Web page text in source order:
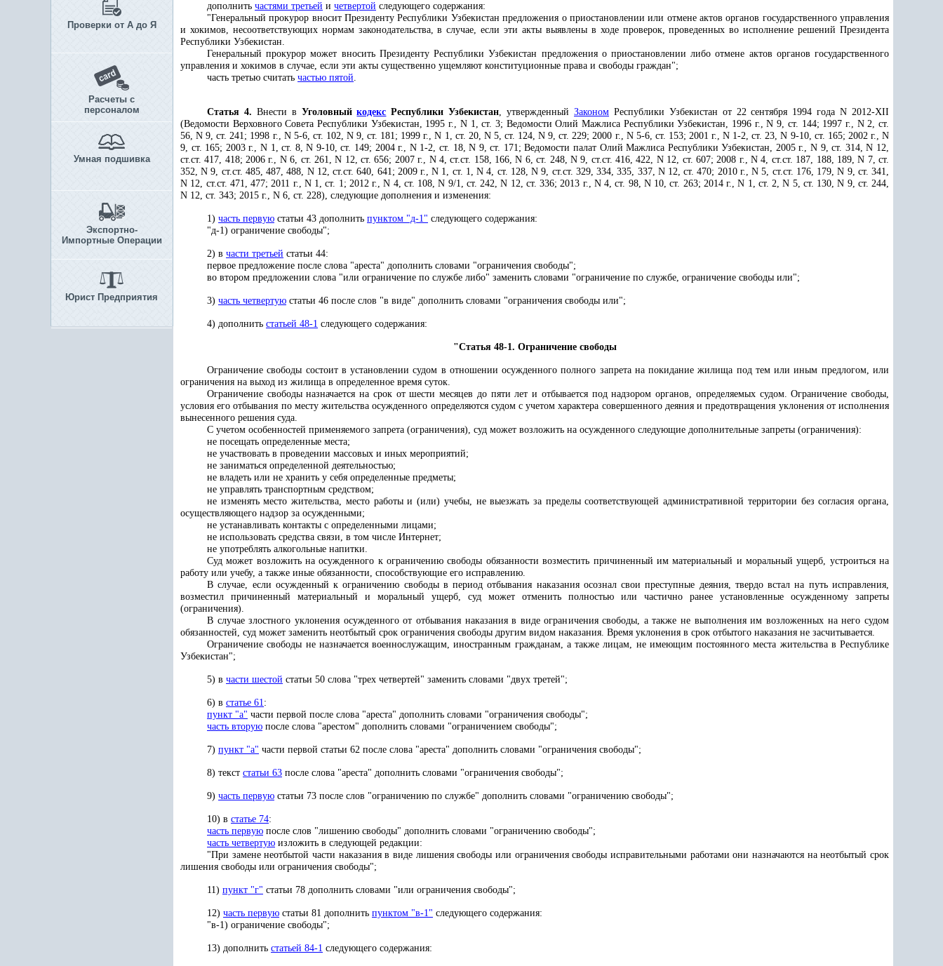
Проверки от А до Я
Расчеты с
персоналом
Умная подшивка
Экспортно-
Импортные Операции
Юрист Предприятия
дополнить частями третьей и четвертой следующего содержания:
"Генеральный прокурор вносит Президенту Республики Узбекистан предложения о приостановлении или отмене актов органов государственного управления
и хокимов, несоответствующих нормам законодательства, в случае, если эти акты выявлены в ходе проверок, проведенных во исполнение решений Президента
Республики Узбекистан.
Генеральный прокурор может вносить Президенту Республики Узбекистан предложения о приостановлении либо отмене актов органов государственного
управления и хокимов в случае, если эти акты существенно ущемляют конституционные права и свободы граждан";
часть третью считать частью пятой.
Статья 4. Внести в Уголовныйкодекс Республики Узбекистан, утвержденныйЗаконом Республики Узбекистан от 22 сентября 1994 года N 2012-ХII
(Ведомости Верховного Совета Республики Узбекистан, 1995 г., N 1, ст. 3; Ведомости Олий Мажлиса Республики Узбекистан, 1996 г., N 9, ст. 144; 1997 г., N 2, ст.
56, N 9, ст. 241; 1998 г., N 5-6, ст. 102, N 9, ст. 181; 1999 г., N 1, ст. 20, N 5, ст. 124, N 9, ст. 229; 2000 г., N 5-6, ст. 153; 2001 г., N 1-2, ст. 23, N 9-10, ст. 165; 2002 г., N
9, ст. 165; 2003 г., N 1, ст. 8, N 9-10, ст. 149; 2004 г., N 1-2, ст. 18, N 9, ст. 171; Ведомости палат Олий Мажлиса Республики Узбекистан, 2005 г., N 9, ст. 314, N 12,
ст.ст. 417, 418; 2006 г., N 6, ст. 261, N 12, ст. 656; 2007 г., N 4, ст.ст. 158, 166, N 6, ст. 248, N 9, ст.ст. 416, 422, N 12, ст. 607; 2008 г., N 4, ст.ст. 187, 188, 189, N 7, ст.
352, N 9, ст.ст. 485, 487, 488, N 12, ст.ст. 640, 641; 2009 г., N 1, ст. 1, N 4, ст. 128, N 9, ст.ст. 329, 334, 335, 337, N 12, ст. 470; 2010 г., N 5, ст.ст. 176, 179, N 9, ст. 341,
N 12, ст.ст. 471, 477; 2011 г., N 1, ст. 1; 2012 г., N 4, ст. 108, N 9/1, ст. 242, N 12, ст. 336; 2013 г., N 4, ст. 98, N 10, ст. 263; 2014 г., N 1, ст. 2, N 5, ст. 130, N 9, ст. 244,
N 12, ст. 343; 2015 г., N 6, ст. 228), следующие дополнения и изменения:
1) часть первую статьи 43 дополнить пунктом "д-1" следующего содержания:
"д-1) ограничение свободы";
2) в части третьей статьи 44:
первое предложение после слова "ареста" дополнить словами "ограничения свободы";
во втором предложении слова "или ограничение по службе либо" заменить словами "ограничение по службе, ограничение свободы или";
3) часть четвертую статьи 46 после слов "в виде" дополнить словами "ограничения свободы или";
4) дополнить статьей 48-1 следующего содержания:
"Статья 48-1. Ограничение свободы
Ограничение свободы состоит в установлении судом в отношении осужденного полного запрета на покидание жилища под тем или иным предлогом, или
ограничения на выход из жилища в определенное время суток.
Ограничение свободы назначается на срок от шести месяцев до пяти лет и отбывается под надзором органов, определяемых судом. Ограничение свободы,
условия его отбывания по месту жительства осужденного определяются судом с учетом характера совершенного деяния и предотвращения уклонения от исполнения
вынесенного решения суда.
С учетом особенностей применяемого запрета (ограничения), суд может возложить на осужденного следующие дополнительные запреты (ограничения):
не посещать определенные места;
не участвовать в проведении массовых и иных мероприятий;
не заниматься определенной деятельностью;
не владеть или не хранить у себя определенные предметы;
не управлять транспортным средством;
не изменять место жительства, место работы и (или) учебы, не выезжать за пределы соответствующей административной территории без согласия органа,
осуществляющего надзор за осужденными;
не устанавливать контакты с определенными лицами;
не использовать средства связи, в том числе Интернет;
не употреблять алкогольные напитки.
Суд может возложить на осужденного к ограничению свободы обязанности возместить причиненный им материальный и моральный ущерб, устроиться на
работу или учебу, а также иные обязанности, способствующие его исправлению.
В случае, если осужденный к ограничению свободы в период отбывания наказания осознал свои преступные деяния, твердо встал на путь исправления,
возместил причиненный материальный и моральный ущерб, суд может отменить полностью или частично ранее установленные осужденному запреты
(ограничения).
В случае злостного уклонения осужденного от отбывания наказания в виде ограничения свободы, а также не выполнения им возложенных на него судом
обязанностей, суд может заменить неотбытый срок ограничения свободы другим видом наказания. Время уклонения в срок отбытого наказания не засчитывается.
Ограничение свободы не назначается военнослужащим, иностранным гражданам, а также лицам, не имеющим постоянного места жительства в Республике
Узбекистан";
5) в части шестой статьи 50 слова "трех четвертей" заменить словами "двух третей";
6) в статье 61:
пункт "а" части первой после слова "ареста" дополнить словами "ограничения свободы";
часть вторую после слова "арестом" дополнить словами "ограничением свободы";
7) пункт "а" части первой статьи 62 после слова "ареста" дополнить словами "ограничения свободы";
8) текст статьи 63 после слова "ареста" дополнить словами "ограничения свободы";
9) часть первую статьи 73 после слов "ограничению по службе" дополнить словами "ограничению свободы";
10) в статье 74:
часть первую после слов "лишению свободы" дополнить словами "ограничению свободы";
часть четвертую изложить в следующей редакции:
"При замене неотбытой части наказания в виде лишения свободы или ограничения свободы исправительными работами они назначаются на неотбытый срок
лишения свободы или ограничения свободы";
11) пункт "г" статьи 78 дополнить словами "или ограничения свободы";
12) часть первую статьи 81 дополнить пунктом "в-1" следующего содержания:
"в-1) ограничение свободы";
13) дополнить статьей 84-1 следующего содержания: